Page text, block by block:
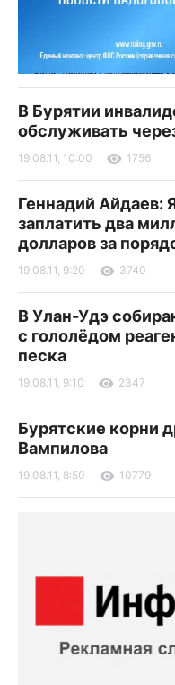
В Бурятии
обслуживать
19.08.11, 10:00 1756
Геннадий Айдаев:
заплатить два
долларов за
19.08.11, 9:20 3740
В Улан-Удэ
с гололёдом
песка
19.08.11, 9:10 2347
Бурятские корни
Вампилова
19.08.11, 8:50 10779